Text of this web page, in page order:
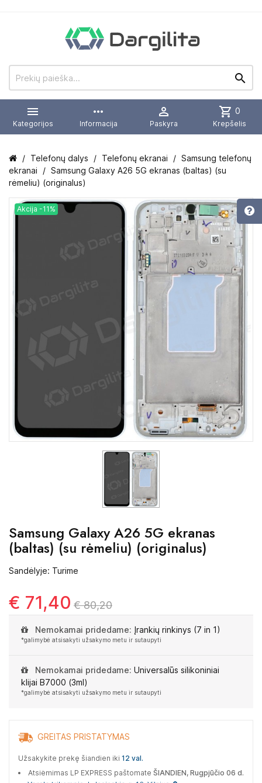


Kategorijos
more_horiz
Informacija

Paskyra
shopping_cart 0
Krepšelis
Telefonų dalys Telefonų ekranai
Samsung telefonų
ekranai
Samsung Galaxy A26 5G ekranas (baltas) (su
rėmeliu) (originalus)
Akcija -11%
Samsung Galaxy A26 5G ekranas
(baltas) (su rėmeliu) (originalus)
Sandėlyje: Turime
€ 71,40 € 80,20
Nemokamai pridedame: Įrankių rinkinys (7 in 1)
*galimybė atsisakyti užsakymo metu ir sutaupyti
Nemokamai pridedame: Universalūs silikoniniai
klijai B7000 (3ml)
*galimybė atsisakyti užsakymo metu ir sutaupyti
GREITAS PRISTATYMAS
Užsakykite prekę šiandien iki 12 val.
Atsiėmimas LP EXPRESS paštomate ŠIANDIEN, Rugpjūčio 06 d.